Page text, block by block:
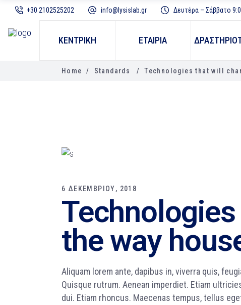
+30 2102525202 info@lysislab.gr Δευτέρα – Σάββατο
ΚΕΝΤΡΙΚΗ ΕΤΑΙΡΙΑ
Home / Standards /Technologies that will
6 ΔΕΚΕΜΒΡΙΟΥ, 2018
the way
Aliquam lorem ante, dapibus in, viverra quis,
Quisque rutrum. Aenean imperdiet. Etiam
dui. Etiam rhoncus. Maecenas tempus, tellus